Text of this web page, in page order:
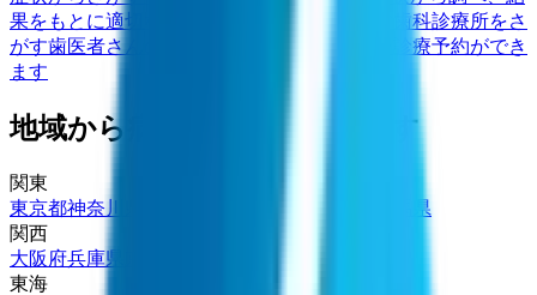
果をもとに適切な病院・診療所を提案します
歯科診療所をさ
がす歯医者さんの対面診療予約・オンライン診療予約ができ
ます
地域から病院・診療所をさがす
関東
東京都神奈川県
群馬県
関西
大阪府兵庫県
東海